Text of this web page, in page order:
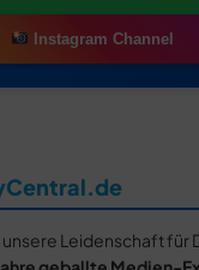
Instagram Channel
Leidenschaft für